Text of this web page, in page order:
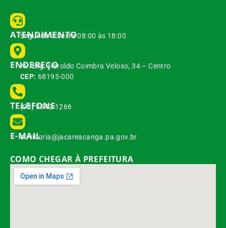
ATENDIMENTO
Segunda à Sexta 08:00 às 18:00
ENDEREÇO
Av. Brg. Haroldo Coimbra Veloso, 34 – Centro
CEP: 68195-000
TELEFONE
(93) 3542-1266
E-MAIL
ouvidoria@jacareacanga.pa.gov.br
COMO CHEGAR À PREFEITURA